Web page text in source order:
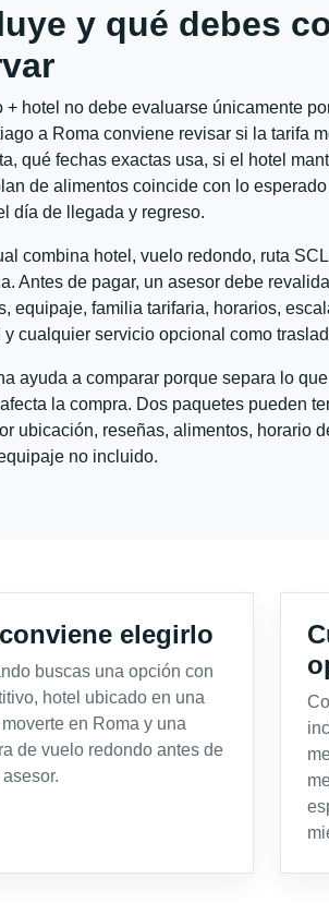
y qué debes
+ hotel no debe evaluarse únicamente
a Roma conviene revisar si la tarifa
qué fechas exactas usa, si el hotel
de alimentos coincide con lo
día de llegada y regreso.
combina hotel, vuelo redondo, ruta
Antes de pagar, un asesor debe
equipaje, familia tarifaria, horarios,
cualquier servicio opcional como
ayuda a comparar porque separa lo
la compra. Dos paquetes pueden
ubicación, reseñas, alimentos, horario
no incluido.
elegirlo
buscas una opción con
hotel ubicado en una
en Roma y una
de vuelo redondo antes de